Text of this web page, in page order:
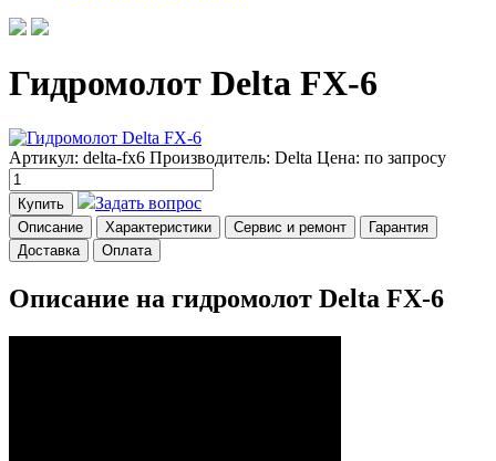
Гидромолот Delta FX-6
Артикул: delta-fx6 Производитель: Delta Цена: по запросу
Купить Задать вопрос
Описание Характеристики Сервис и ремонт
Гарантия
Доставка
Оплата
Описание на гидромолот Delta FX-6